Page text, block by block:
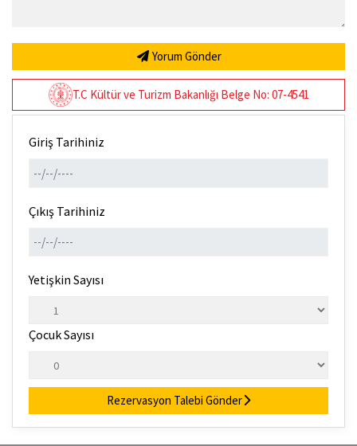
Yorum Gönder
T.C Kültür ve Turizm Bakanlığı Belge No: 07-4541
Giriş Tarihiniz
Çıkış Tarihiniz
Yetişkin Sayısı
Çocuk Sayısı
Rezervasyon Talebi Gönder